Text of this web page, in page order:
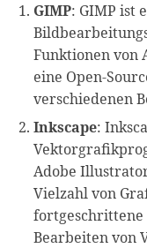
GIMP: GIMP ist
Funktionen von
eine Open-
verschiedenen
Inkscape:
Adobe
Vielzahl von
fortgeschrittene
Bearbeiten von